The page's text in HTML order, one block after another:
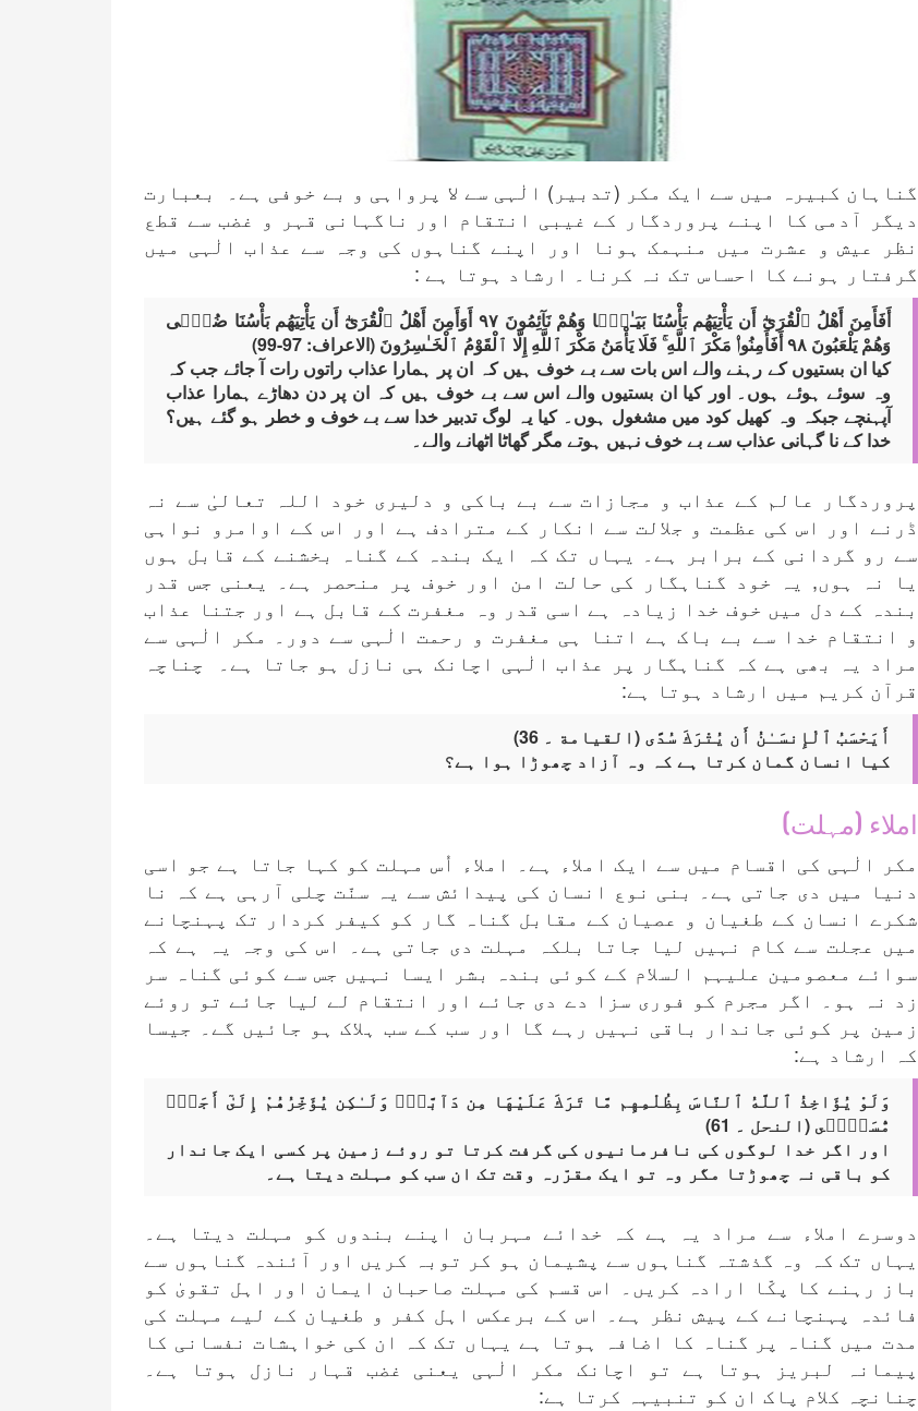
گناہان کبیرہ میں سے ایک مکر (تدبیر) الٰہی سے لا پرواہی و بے خوفی ہے۔ بعبارت
دیگر آدمی کا اپنے پروردگار کے غیبی انتقام اور ناگہانی قہر و غضب سے قطع
نظر عیش و عشرت میں منہمک ہونا اور اپنے گناہوں کی وجہ سے عذاب الٰہی میں
گرفتار ہونے کا احساس تک نہ کرنا۔ ارشاد ہوتا ہے :
أَفَأَمِنَ أَهْلُ ٱلْقُرَىٰٓ أَن يَأْتِيَهُم بَأْسُنَا بَيَـٰتًۭا وَهُمْ نَآئِمُونَ ۹۷ أَوَأَمِنَ أَهْلُ ٱلْقُرَىٰٓ أَن يَأْتِيَهُم بَأْسُنَا ضُحًۭى
وَهُمْ يَلْعَبُونَ ۹۸ أَفَأَمِنُوا۟ مَكْرَ ٱللَّهِ ۚ فَلَا يَأْمَنُ مَكْرَ ٱللَّهِ إِلَّا ٱلْقَوْمُ ٱلْخَـٰسِرُونَ (الاعراف: 97-99)
کیا ان بستیوں کے رہنے والے اس بات سے بے خوف ہیں کہ ان پر ہمارا عذاب راتوں رات آ جائے جب کہ
وہ سوئے ہوئے ہوں۔ اور کیا ان بستیوں والے اس سے بے خوف ہیں کہ ان پر دن دھاڑے ہمارا عذاب
آپہنچے جبکہ وہ کھیل کود میں مشغول ہوں۔ کیا یہ لوگ تدبیر خدا سے بے خوف و خطر ہو گئے ہیں؟
خدا کے نا گہانی عذاب سے بے خوف نہیں ہوتے مگر گھاٹا اٹھانے والے۔
پروردگار عالم کے عذاب و مجازات سے بے باکی و دلیری خود اللہ تعالیٰ سے نہ
ڈرنے اور اس کی عظمت و جلالت سے انکار کے مترادف ہے اور اس کے اوامرو نواہی
سے رو گردانی کے برابر ہے۔ یہاں تک کہ ایک بندہ کے گناہ بخشنے کے قابل ہوں
یا نہ ہوں, یہ خود گناہگار کی حالت امن اور خوف پر منحصر ہے۔ یعنی جس قدر
بندہ کے دل میں خوف خدا زیادہ ہے اسی قدر وہ مغفرت کے قابل ہے اور جتنا عذاب
و انتقام خدا سے بے باک ہے اتنا ہی مغفرت و رحمت الٰہی سے دور۔ مکر الٰہی سے
مراد یہ بھی ہے کہ گناہگار پر عذاب الٰہی اچانک ہی نازل ہو جاتا ہے۔ چناچہ
قرآن کریم میں ارشاد ہوتا ہے:
أَيَحْسَبُ ٱلْإِنسَـٰنُ أَن يُتْرَكَ سُدًى (القیامة ۔ 36)
کیا انسان گمان کرتا ہے کہ وہ آزاد چھوڑا ہوا ہے؟
املاء (مہلت)
مکر الٰہی کی اقسام میں سے ایک املاء ہے۔ املاء اُس مہلت کو کہا جاتا ہے جو اسی
دنیا میں دی جاتی ہے۔ بنی نوع انسان کی پیدائش سے یہ سنّت چلی آرہی ہے کہ نا
شکرے انسان کے طغیان و عصیان کے مقابل گناہ گار کو کیفر کردار تک پہنچانے
میں عجلت سے کام نہیں لیا جاتا بلکہ مہلت دی جاتی ہے۔ اس کی وجہ یہ ہے کہ
سوائے معصومین علیہم السلام کے کوئی بندہ بشر ایسا نہیں جس سے کوئی گناہ سر
زد نہ ہو۔ اگر مجرم کو فوری سزا دے دی جائے اور انتقام لے لیا جائے تو روئے
زمین پر کوئی جاندار باقی نہیں رہے گا اور سب کے سب ہلاک ہو جائیں گے۔ جیسا
کہ ارشاد ہے:
وَلَوْ يُؤَاخِذُ ٱللَّهُ ٱلنَّاسَ بِظُلْمِهِم مَّا تَرَكَ عَلَيْهَا مِن دَآبَّةٍۢ وَلَـٰكِن يُؤَخِّرُهُمْ إِلَىٰٓ أَجَلٍۢ
مُّسَمًّۭى (النحل ۔ 61)
اور اگر خدا لوگوں کی نافرمانیوں کی گرفت کرتا تو روئے زمین پر کسی ایک جاندار
کو باقی نہ چھوڑتا مگر وہ تو ایک مقرّرہ وقت تک ان سب کو مہلت دیتا ہے۔
دوسرے املاء سے مراد یہ ہے کہ خدائے مہربان اپنے بندوں کو مہلت دیتا ہے۔
یہاں تک کہ وہ گذشتہ گناہوں سے پشیمان ہو کر توبہ کریں اور آئندہ گناہوں سے
باز رہنے کا پکّا ارادہ کریں۔ اس قسم کی مہلت صاحبان ایمان اور اہل تقویٰ کو
فائدہ پہنچانے کے پیش نظر ہے۔ اس کے برعکس اہل کفر و طغیان کے لیے مہلت کی
مدت میں گناہ پر گناہ کا اضافہ ہوتا ہے یہاں تک کہ ان کی خواہشات نفسانی کا
پیمانہ لبریز ہوتا ہے تو اچانک مکر الٰہی یعنی غضب قہار نازل ہوتا ہے۔
چنانچہ کلام پاک ان کو تنبیہہ کرتا ہے: